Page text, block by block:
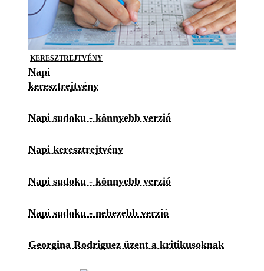
KERESZTREJTVÉNY
Napi
keresztrejtvény
Napi sudoku - könnyebb verzió
Napi keresztrejtvény
Napi sudoku - könnyebb verzió
Napi sudoku - nehezebb verzió
Georgina Rodriguez üzent a kritikusoknak